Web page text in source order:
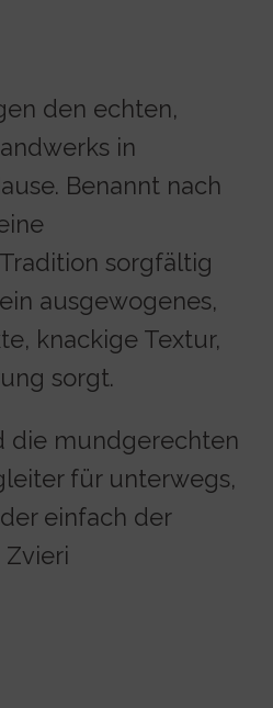
den echten,
in
Benannt nach
sorgfältig
ausgewogenes,
knackige Textur,
sorgt.
die mundgerechten
für unterwegs,
einfach der